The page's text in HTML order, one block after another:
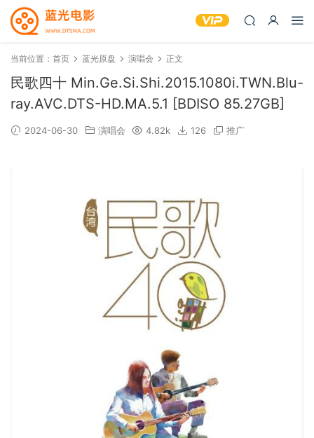
当前位置： 首页 蓝光原盘 演唱会 正文
民歌四十 Min.Ge.Si.Shi.2015.1080i.TWN.Blu-
ray.AVC.DTS-HD.MA.5.1 [BDISO 85.27GB]
2024-06-30 演唱会 4.82k 126 推广